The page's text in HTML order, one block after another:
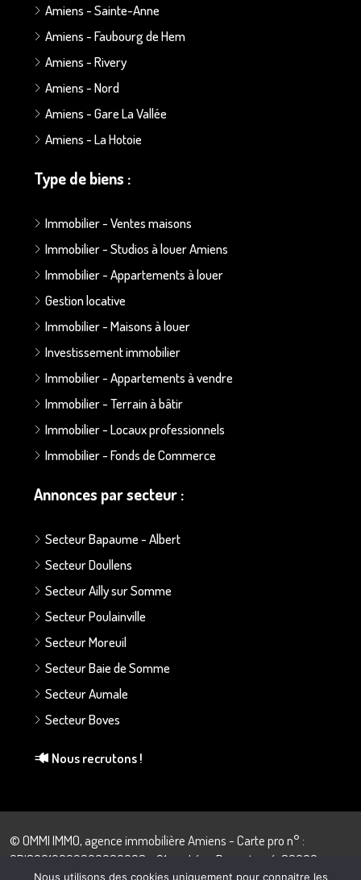
Amiens - Sainte-Anne
Amiens - Faubourg de Hem
Amiens - Rivery
Amiens - Nord
Amiens - Gare La Vallée
Amiens - La Hotoie
Type de biens :
Immobilier - Ventes maisons
Immobilier - Studios à louer Amiens
Immobilier - Appartements à louer
Gestion locative
Immobilier - Maisons à louer
Investissement immobilier
Immobilier - Appartements à vendre
Immobilier - Terrain à bâtir
Immobilier - Locaux professionnels
Immobilier - Fonds de Commerce
Annonces par secteur :
Secteur Bapaume - Albert
Secteur Doullens
Secteur Ailly sur Somme
Secteur Poulainville
Secteur Moreuil
Secteur Baie de Somme
Secteur Aumale
Secteur Boves
Nous recrutons !
© OMMI IMMO, agence immobilière Amiens - Carte pro n° :
CPI80012022000000008 - 21 rue Léon Dupontreué, 80000
Nous utilisons des cookies uniquement pour connaitre les